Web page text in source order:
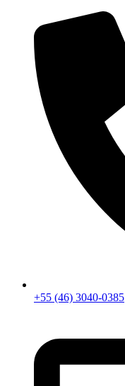
+55 (46) 3040-0385